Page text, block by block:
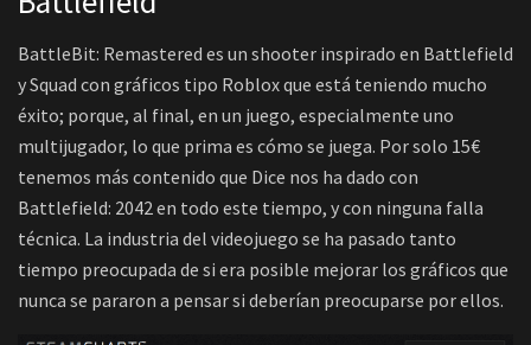
BattleBit: Remastered es un shooter inspirado en Battlefield
y Squad con gráficos tipo Roblox que está teniendo mucho
éxito; porque, al final, en un juego, especialmente uno
multijugador, lo que prima es cómo se juega. Por solo 15€
tenemos más contenido que Dice nos ha dado con
Battlefield: 2042 en todo este tiempo, y con ninguna falla
técnica. La industria del videojuego se ha pasado tanto
tiempo preocupada de si era posible mejorar los gráficos que
nunca se pararon a pensar si deberían preocuparse por ellos.